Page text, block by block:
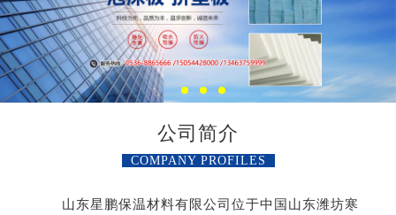
公司简介
COMPANY PROFILES
山东星鹏保温材料有限公司位于中国山东潍坊寒